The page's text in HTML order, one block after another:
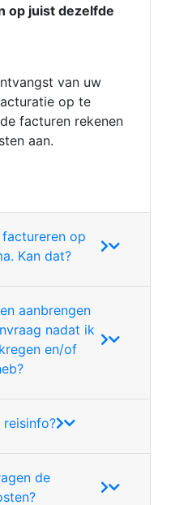
op juist dezelfde
van uw
op te
facturen rekenen
aan.
op
Kan dat?
aanbrengen
nadat ik
en/of
reisinfo?
de